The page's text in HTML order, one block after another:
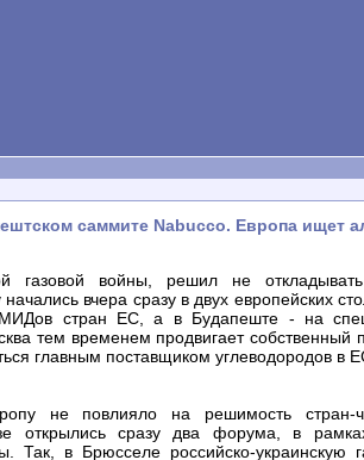
саммите Nabucco. Европа ищет
газовой войны, решил не
вчера сразу в двух европейских
МИДов стран ЕС, а в Будапеште - на
тем временем продвигает
главным поставщиком углеводородов в
не повлияло на решимость
открылись сразу два форума, в
Так, в Брюсселе российско-украинскую